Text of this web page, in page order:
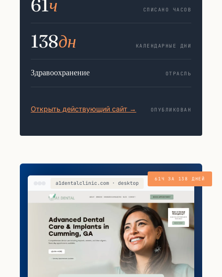
61ч СПИСАНО ЧАСОВ
138дн КАЛЕНДАРНЫЕ ДНИ
Здравоохранение ОТРАСЛЬ
Открыть действующий сайт → ОПУБЛИКОВАН
61Ч ЗА 138 ДНЕЙ
a1dentalclinic.com · desktop